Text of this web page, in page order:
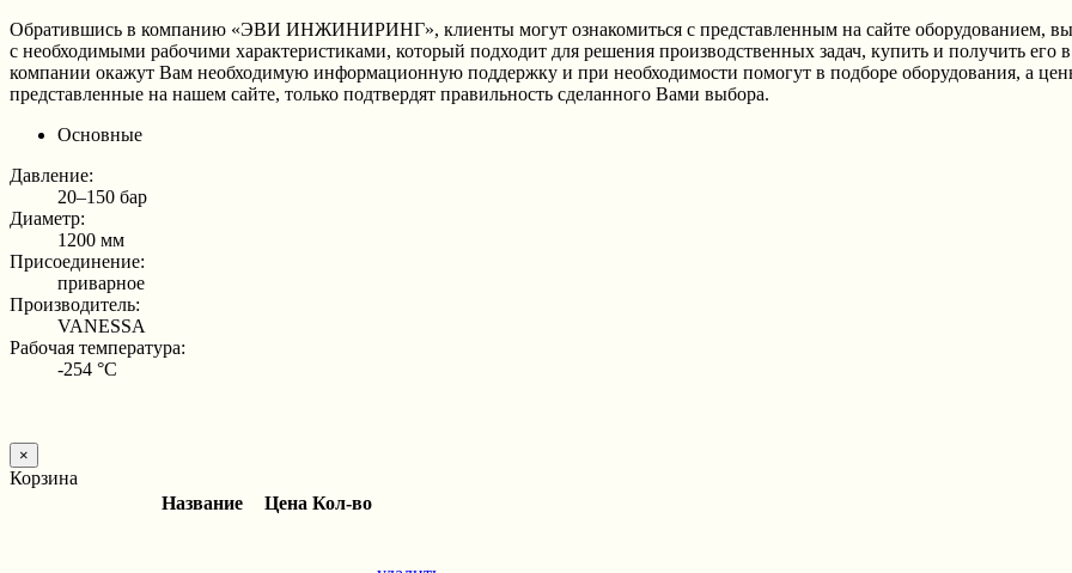
Обратившись в компанию «ЭВИ ИНЖИНИРИНГ», клиенты могут ознакомиться с представленным на сайте оборудованием,
с необходимыми рабочими характеристиками, который подходит для решения производственных задач, купить и получить
компании окажут Вам необходимую информационную поддержку и при необходимости помогут в подборе оборудования, а
представленные на нашем сайте, только подтвердят правильность сделанного Вами выбора.
Основные
Давление:
20–150 бар
Диаметр:
1200 мм
Присоединение:
приварное
Производитель:
VANESSA
Рабочая температура:
-254 °С
×
Корзина
Название
Цена Кол-во